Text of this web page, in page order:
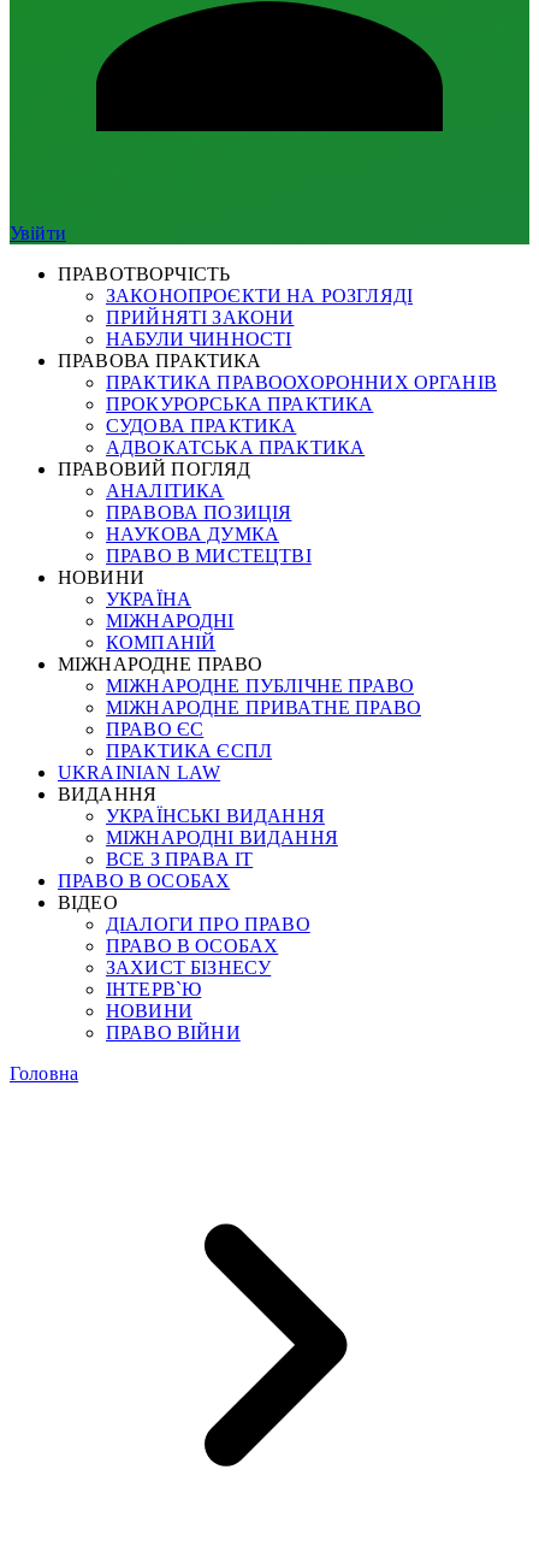
Увійти
ПРАВОТВОРЧІСТЬ
ЗАКОНОПРОЄКТИ НА РОЗГЛЯДІ
ПРИЙНЯТІ ЗАКОНИ
НАБУЛИ ЧИННОСТІ
ПРАВОВА ПРАКТИКА
ПРАКТИКА ПРАВООХОРОННИХ ОРГАНІВ
ПРОКУРОРСЬКА ПРАКТИКА
СУДОВА ПРАКТИКА
АДВОКАТСЬКА ПРАКТИКА
ПРАВОВИЙ ПОГЛЯД
АНАЛІТИКА
ПРАВОВА ПОЗИЦІЯ
НАУКОВА ДУМКА
ПРАВО В МИСТЕЦТВІ
НОВИНИ
УКРАЇНА
МІЖНАРОДНІ
КОМПАНІЙ
МІЖНАРОДНЕ ПРАВО
МІЖНАРОДНЕ ПУБЛІЧНЕ ПРАВО
МІЖНАРОДНЕ ПРИВАТНЕ ПРАВО
ПРАВО ЄС
ПРАКТИКА ЄСПЛ
UKRAINIAN LAW
ВИДАННЯ
УКРАЇНСЬКІ ВИДАННЯ
МІЖНАРОДНІ ВИДАННЯ
ВСЕ З ПРАВА ІТ
ПРАВО В ОСОБАХ
ВІДЕО
ДІАЛОГИ ПРО ПРАВО
ПРАВО В ОСОБАХ
ЗАХИСТ БІЗНЕСУ
ІНТЕРВ`Ю
НОВИНИ
ПРАВО ВІЙНИ
Головна